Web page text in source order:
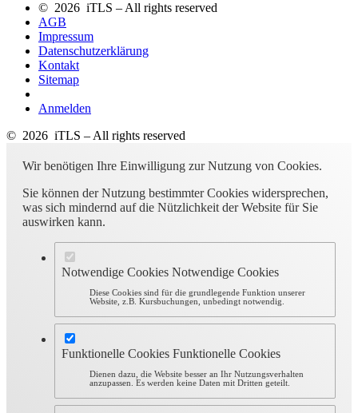
© 2026 iTLS – All rights reserved
AGB
Impressum
Datenschutzerklärung
Kontakt
Sitemap
Anmelden
© 2026 iTLS – All rights reserved
Wir benötigen Ihre Einwilligung zur Nutzung von Cookies.
Sie können der Nutzung bestimmter Cookies widersprechen,
was sich mindernd auf die Nützlichkeit der Website für Sie
auswirken kann.
Notwendige Cookies Notwendige Cookies
Diese Cookies sind für die grundlegende Funktion unserer
Website, z.B. Kursbuchungen, unbedingt notwendig.
Funktionelle Cookies Funktionelle Cookies
Dienen dazu, die Website besser an Ihr Nutzungsverhalten
anzupassen. Es werden keine Daten mit Dritten geteilt.